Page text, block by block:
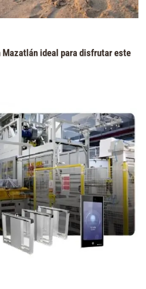
Mazatlán ideal para disfrutar este